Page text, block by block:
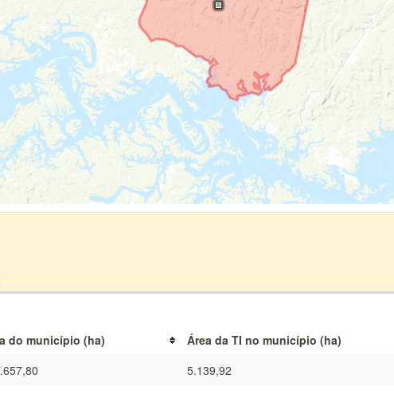
do município (ha) Área da TI no município (ha)
5.139,92